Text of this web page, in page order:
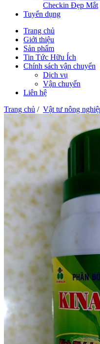
Checkin Đẹp Mắt
Tuyển dụng
Trang chủ
Giới thiệu
Sản phẩm
Tin Tức Hữu Ích
Chính sách vận chuyển
Dịch vụ
Vận chuyển
Liên hệ
Trang chủ / Vật tư nông